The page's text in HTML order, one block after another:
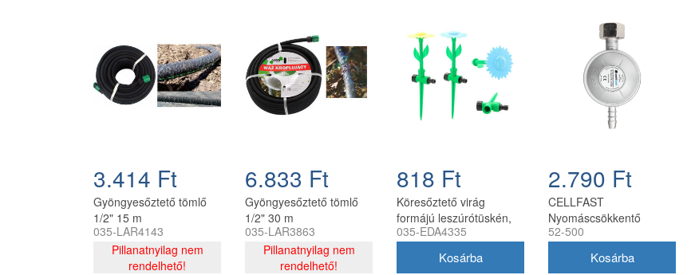
3.414 Ft
Gyöngyesőztető tömlő
1/2" 15 m
szerelvényekkel CH
035-LAR4143
Pillanatnyilag nem
rendelhető!
6.833 Ft
Gyöngyesőztető tömlő
1/2" 30 m
szerelvényekkel CH
035-LAR3863
Pillanatnyilag nem
rendelhető!
818 Ft
Köresőztető virág
formájú leszúrótüskén,
CH, 5900779884335
035-EDA4335
2.790 Ft
CELLFAST
Nyomáscsökkentő
szelep
52-500